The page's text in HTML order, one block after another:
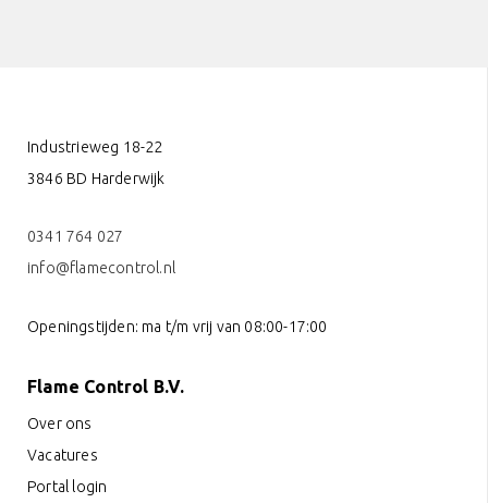
Industrieweg 18-22
3846 BD Harderwijk
0341 764 027
info@flamecontrol.nl
Openingstijden: ma t/m vrij van 08:00-17:00
Flame Control B.V.
Over ons
Vacatures
Portal login